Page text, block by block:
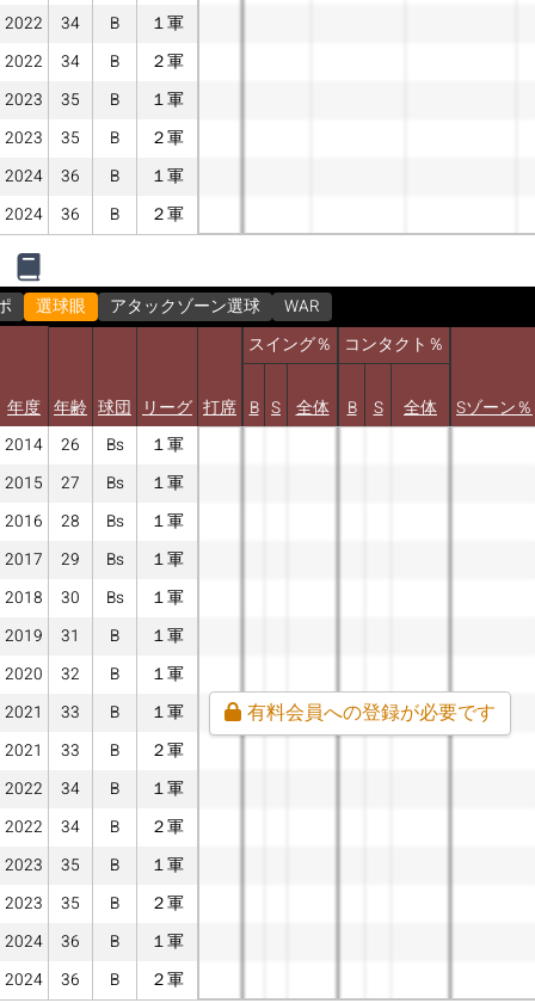
2022
34 B
１軍
2022
34 B
２軍
2023
35 B
１軍
2023
35 B
２軍
2024
36 B
１軍
2024
36 B ２軍
選球眼 アタックゾーン選球
WAR
スイング％
コンタクト％
年度 年齢 球団 リーグ 打席 B S 全体 B S 全体
Sゾーン％
2014
26 Bs
１軍
2015
27 Bs
１軍
2016
28 Bs
１軍
2017
29 Bs
１軍
2018
30 Bs
１軍
2019
31 B
１軍
2020
32 B
１軍
2021
33 B
１軍
2021
33 B
２軍
2022
34 B
１軍
2022
34 B
２軍
2023
35 B
１軍
2023
35 B
２軍
2024
36 B
１軍
2024
36 B ２軍
有料会員への登録が必要です